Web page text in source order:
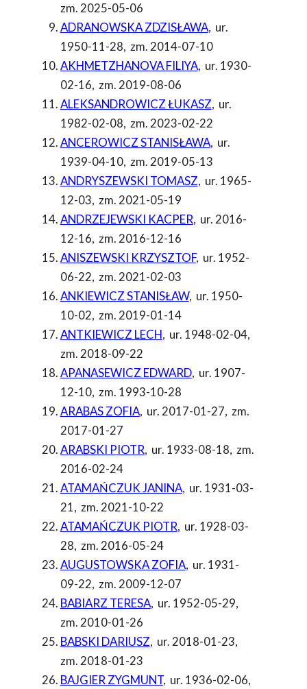
zm. 2025-05-06
ADRANOWSKA ZDZISŁAWA, ur.
1950-11-28, zm. 2014-07-10
AKHMETZHANOVA FILIYA, ur. 1930-
02-16, zm. 2019-08-06
ALEKSANDROWICZ ŁUKASZ, ur.
1982-02-08, zm. 2023-02-22
ANCEROWICZ STANISŁAWA, ur.
1939-04-10, zm. 2019-05-13
ANDRYSZEWSKI TOMASZ, ur. 1965-
12-03, zm. 2021-05-19
ANDRZEJEWSKI KACPER, ur. 2016-
12-16, zm. 2016-12-16
ANISZEWSKI KRZYSZTOF, ur. 1952-
06-22, zm. 2021-02-03
ANKIEWICZ STANISŁAW, ur. 1950-
10-02, zm. 2019-01-14
ANTKIEWICZ LECH, ur. 1948-02-04,
zm. 2018-09-22
APANASEWICZ EDWARD, ur. 1907-
12-10, zm. 1993-10-28
ARABAS ZOFIA, ur. 2017-01-27, zm.
2017-01-27
ARABSKI PIOTR, ur. 1933-08-18, zm.
2016-02-24
ATAMAŃCZUK JANINA, ur. 1931-03-
21, zm. 2021-10-22
ATAMAŃCZUK PIOTR, ur. 1928-03-
28, zm. 2016-05-24
AUGUSTOWSKA ZOFIA, ur. 1931-
09-22, zm. 2009-12-07
BABIARZ TERESA, ur. 1952-05-29,
zm. 2010-01-26
BABSKI DARIUSZ, ur. 2018-01-23,
zm. 2018-01-23
BAJGIER ZYGMUNT, ur. 1936-02-06,